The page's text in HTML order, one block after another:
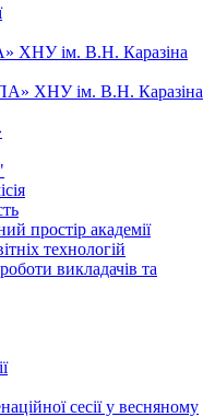
ХНУ ім. В.Н. Каразіна
ХНУ ім. В.Н. Каразіна
простір академії
технологій
викладачів та
сесії у весняному